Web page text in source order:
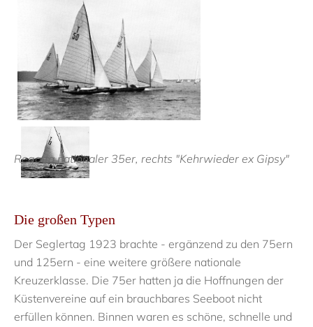
Regatta nationaler 35er, rechts "Kehrwieder ex Gipsy"
Die großen Typen
Der Seglertag 1923 brachte - ergänzend zu den 75ern
und 125ern - eine weitere größere nationale
Kreuzerklasse. Die 75er hatten ja die Hoffnungen der
Küstenvereine auf ein brauchbares Seeboot nicht
erfüllen können. Binnen waren es schöne, schnelle und